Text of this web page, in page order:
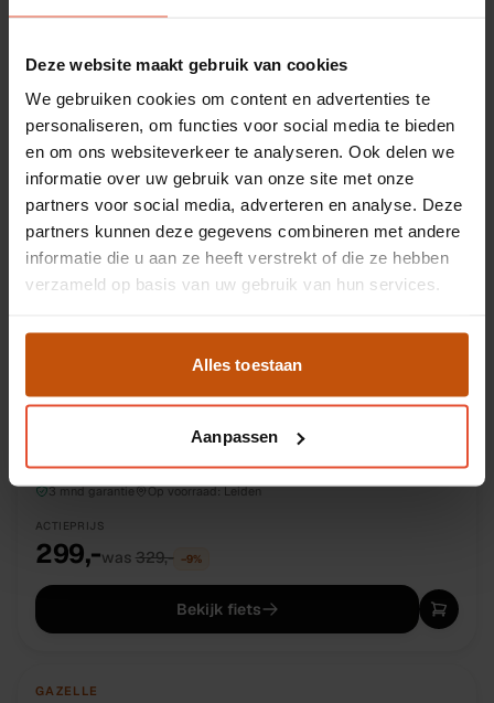
Deze website maakt gebruik van cookies
We gebruiken cookies om content en advertenties te
personaliseren, om functies voor social media te bieden
en om ons websiteverkeer te analyseren. Ook delen we
informatie over uw gebruik van onze site met onze
partners voor social media, adverteren en analyse. Deze
partners kunnen deze gegevens combineren met andere
informatie die u aan ze heeft verstrekt of die ze hebben
verzameld op basis van uw gebruik van hun services.
Alles toestaan
Aanpassen
Bekijk fiets
TWEEDEHANDS UNIEK
Tweedehands Merkloze kinderfiets lage instap 46 cm
46 cm
24 inch
3 mnd garantie
Op voorraad:Leiden
ACTIEPRIJS
179,-was199,-
TWEEDEHANDS UNIEK
ALDO
Tweedehands Aldo Luxe transportfiets 58 cm
3 mnd garantie
Op voorraad:Leiden
ACTIEPRIJS
299,-was 329,- −9%
Bekijk fiets
TWEEDEHANDS
GAZELLE